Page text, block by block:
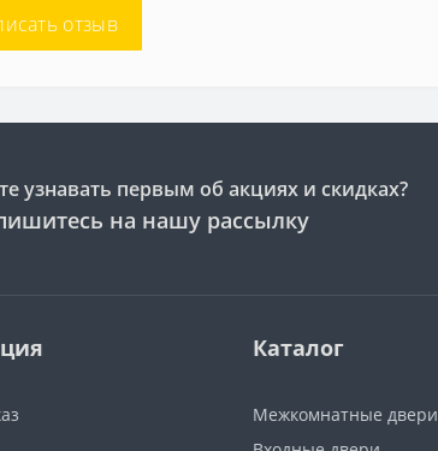
отзыв
узнавать первым об акциях и скидках?
на нашу рассылку
Каталог
Межкомнатные двери